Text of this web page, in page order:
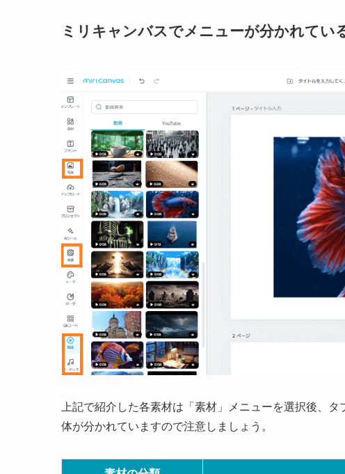
ミリキャンバスでメニューが分かれてい
上記で紹介した各素材は「素材」メニューを選択後、
体が分かれていますので注意しましょう。